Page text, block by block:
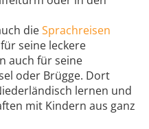
dieSprachreisen
seine leckere
auch für seine
oder Brügge. Dort
lernen und
mit Kindern aus ganz